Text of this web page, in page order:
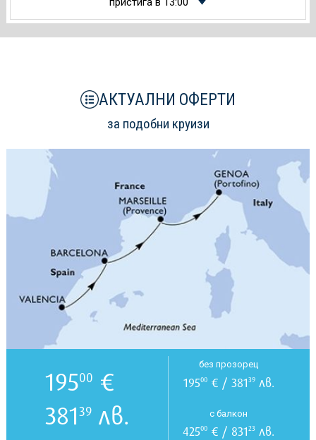
АКТУАЛНИ ОФЕРТИ
за подобни круизи
19500 €
38139лв.
без прозорец
19500€ / 38139лв.
с балкон
42500 € / 83123 лв.